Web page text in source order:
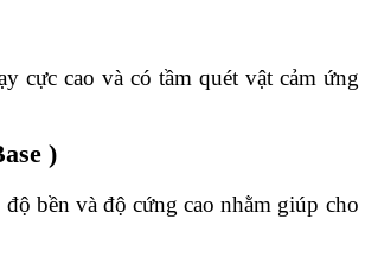
cực cao và có tầm quét vật cảm
)
bền và độ cứng cao nhằm giúp